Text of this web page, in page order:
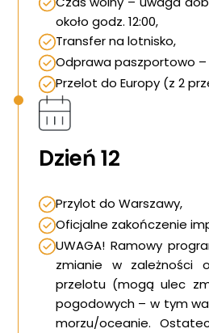
około godz. 12:00,
Transfer na lotnisko,
Odprawa paszportowo
Przelot do Europy (z 2
Dzień 12
Przylot do Warszawy,
Oficjalne zakończenie
UWAGA! Ramowy
zmianie w zależności
przelotu (mogą ulec
pogodowych – w tym
morzu/oceanie.